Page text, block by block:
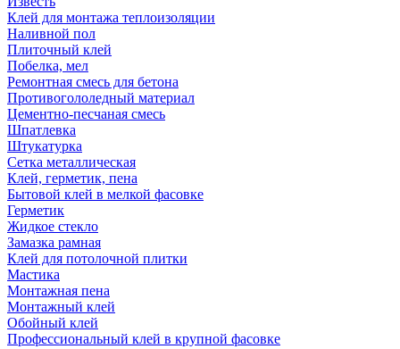
Клей для монтажа теплоизоляции
Наливной пол
Плиточный клей
Побелка, мел
Ремонтная смесь для бетона
Противогололедный материал
Цементно-песчаная смесь
Шпатлевка
Штукатурка
Сетка металлическая
Клей, герметик, пена
Бытовой клей в мелкой фасовке
Герметик
Жидкое стекло
Замазка рамная
Клей для потолочной плитки
Мастика
Монтажная пена
Монтажный клей
Обойный клей
Профессиональный клей в крупной фасовке